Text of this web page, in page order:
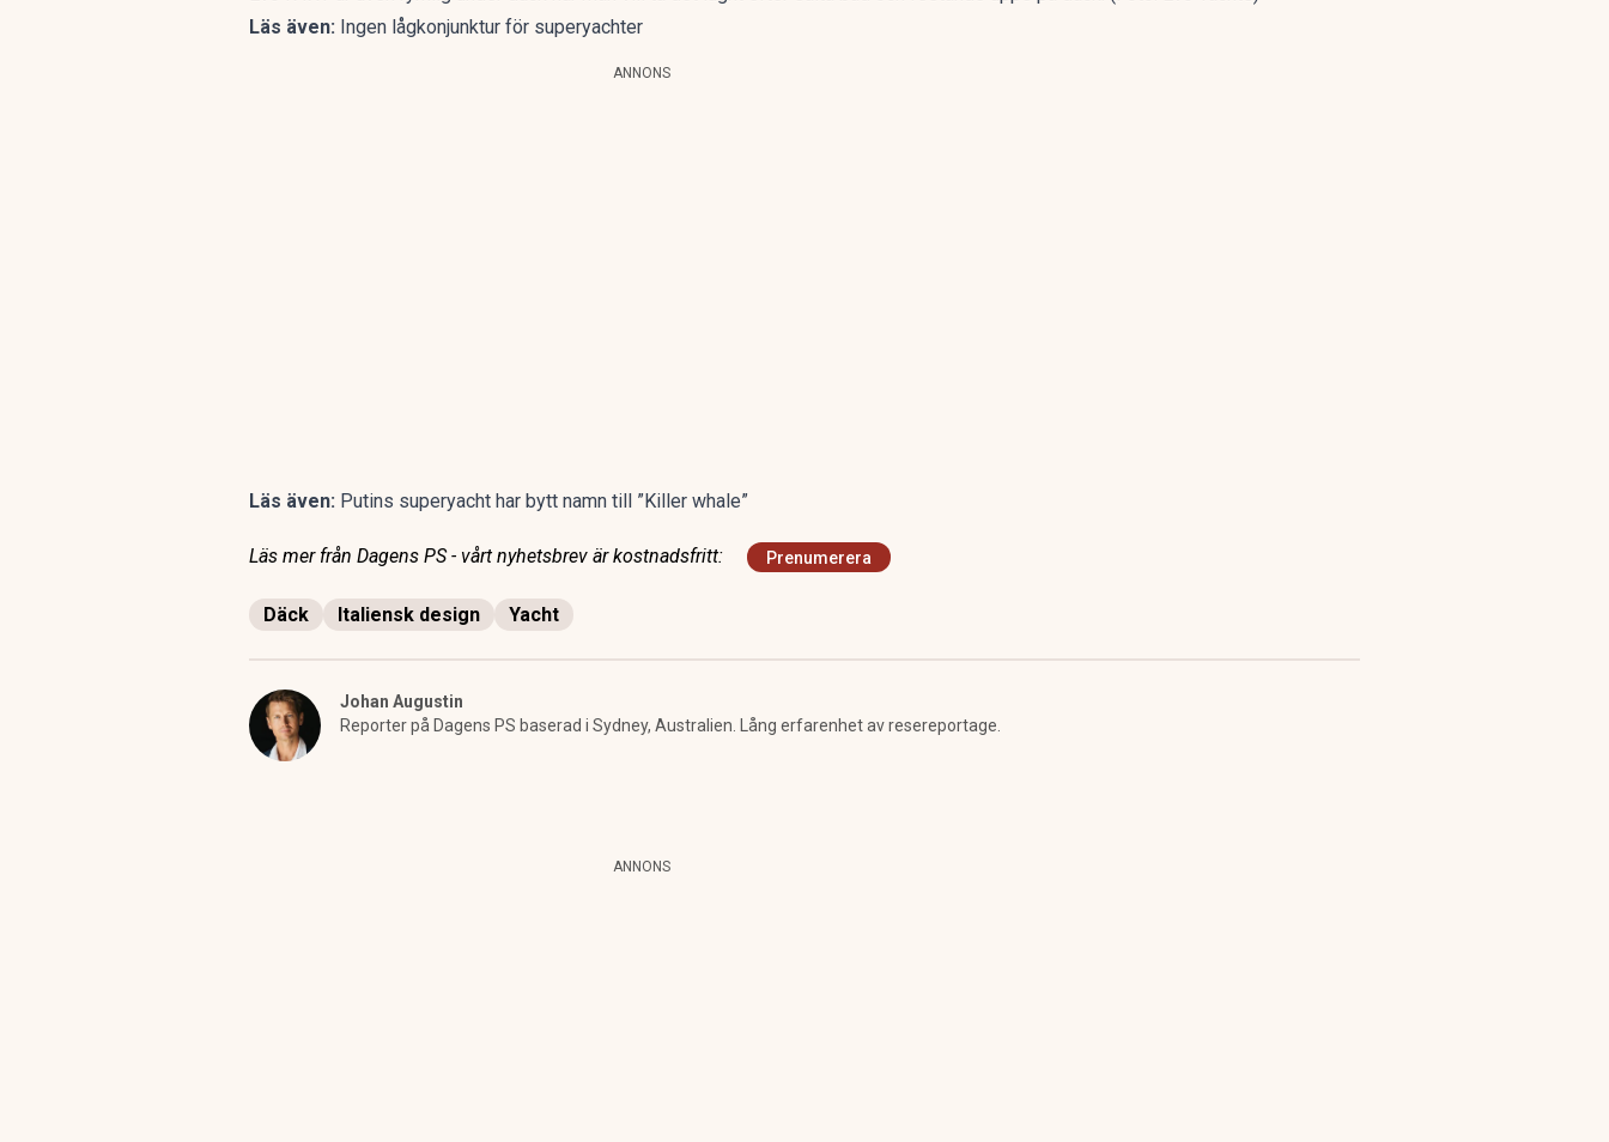
Läs även: Ingen lågkonjunktur för superyachter
ANNONS
Läs även: Putins superyacht har bytt namn till ”Killer whale”
Läs mer från Dagens PS - vårt nyhetsbrev är kostnadsfritt: Prenumerera
Däck Italiensk design Yacht
Johan Augustin
Reporter på Dagens PS baserad i Sydney, Australien. Lång erfarenhet av resereportage.
ANNONS